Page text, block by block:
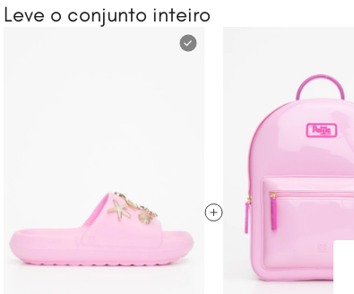
Leve o conjunto inteiro